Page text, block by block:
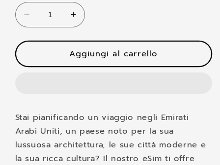
Diminuisci
quantità
per
-
Aumenta
quantità
per
eSim
-
Aggiungi al carrello
Stai pianificando un viaggio negli Emirati
Arabi Uniti, un paese noto per la sua
lussuosa architettura, le sue città moderne e
la sua ricca cultura? Il nostro eSim ti offre